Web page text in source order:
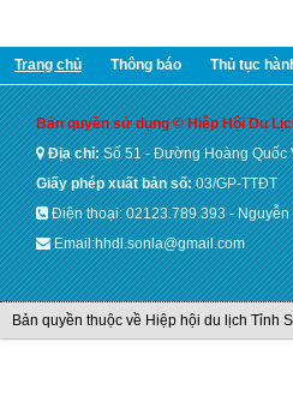
Trang chủ Thông báo Thủ tục
Bản quyền sử dụng © Hiệp Hội Du
Địa chỉ:Số 51 - Đường Hoàng Quốc
Giấy phép xuất bản số:03/GP-TTĐT
Điện thoại: 02123.789.393 -
Email:hhdl.sonla@gmail.com
Bản quyền thuộc về Hiệp hội du lịch Tỉnh